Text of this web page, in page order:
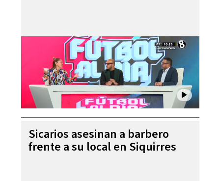
Sicarios asesinan a barbero
frente a su local en Siquirres